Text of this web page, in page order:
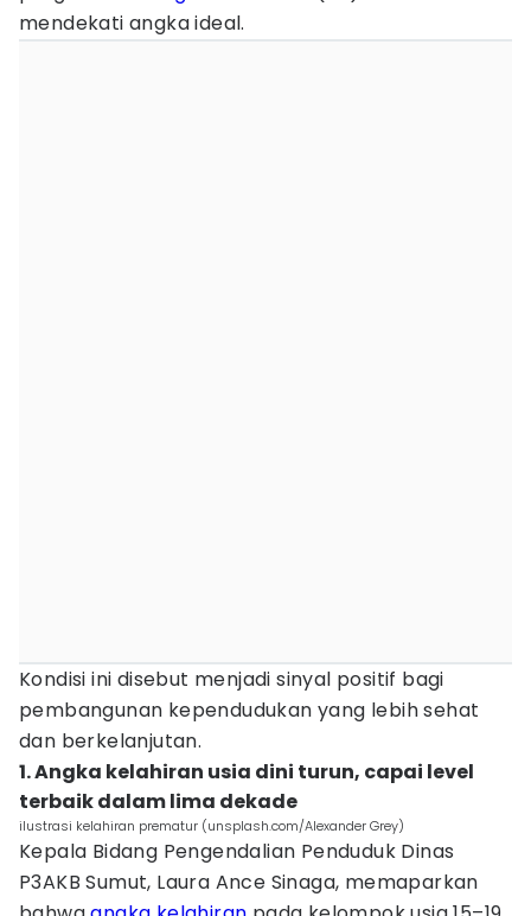
mendekati angka ideal.
Kondisi ini disebut menjadi sinyal positif bagi
pembangunan kependudukan yang lebih sehat
dan berkelanjutan.
1. Angka kelahiran usia dini turun, capai level
terbaik dalam lima dekade
ilustrasi kelahiran prematur (unsplash.com/Alexander Grey)
Kepala Bidang Pengendalian Penduduk Dinas
P3AKB Sumut, Laura Ance Sinaga, memaparkan